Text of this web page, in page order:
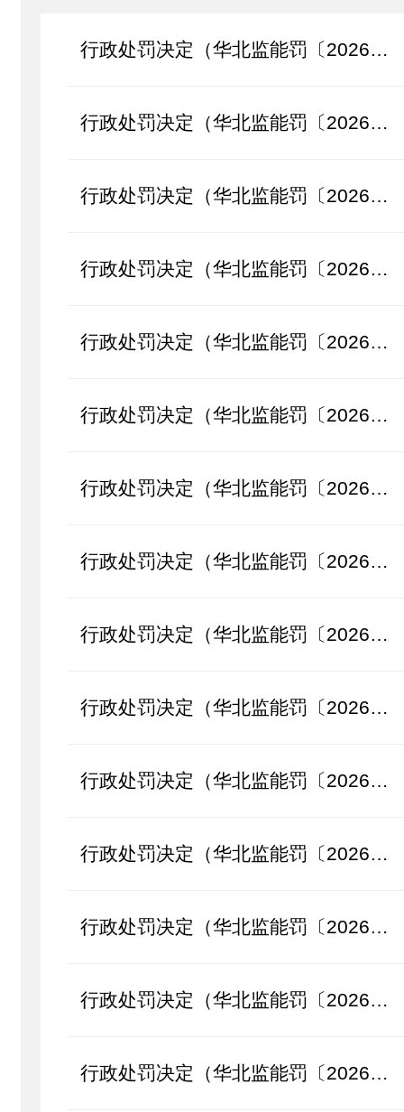
行政处罚决定（华北监能罚〔2026〕30号）
行政处罚决定（华北监能罚〔2026〕29号）
行政处罚决定（华北监能罚〔2026〕26号）
行政处罚决定（华北监能罚〔2026〕25号）
行政处罚决定（华北监能罚〔2026〕24号）
行政处罚决定（华北监能罚〔2026〕23号）
行政处罚决定（华北监能罚〔2026〕21号）
行政处罚决定（华北监能罚〔2026〕20号）
行政处罚决定（华北监能罚〔2026〕19号）
行政处罚决定（华北监能罚〔2026〕18号）
行政处罚决定（华北监能罚〔2026〕16号）
行政处罚决定（华北监能罚〔2026〕14号）
行政处罚决定（华北监能罚〔2026〕13号）
行政处罚决定（华北监能罚〔2026〕12号）
行政处罚决定（华北监能罚〔2026〕11号）